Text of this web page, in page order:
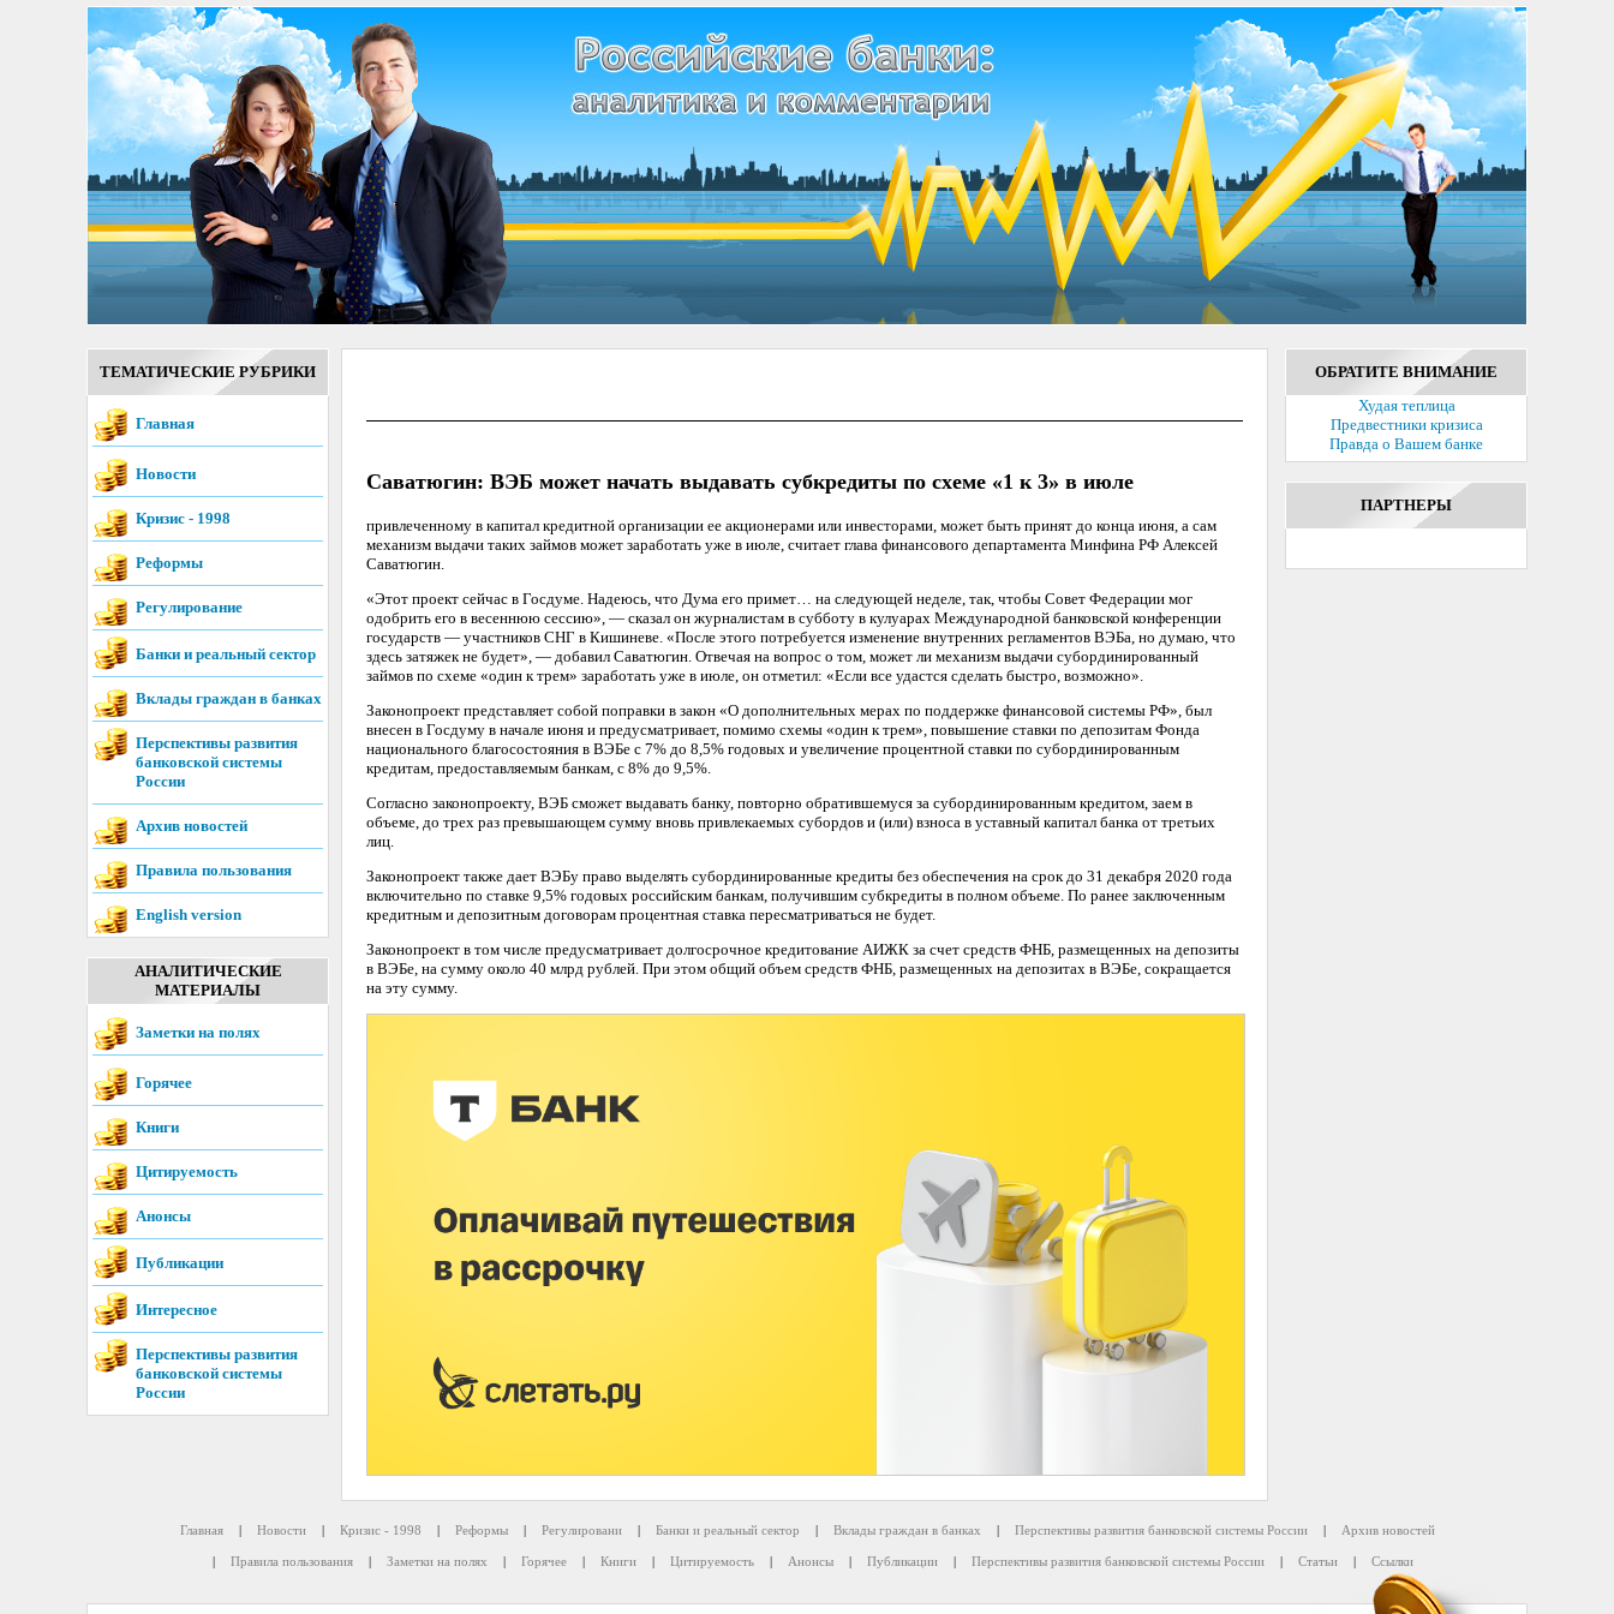
ТЕМАТИЧЕСКИЕ РУБРИКИ
Главная
Новости
Кризис - 1998
Реформы
Регулирование
Банки и реальный сектор
Вклады граждан в банках
Перспективы развития
банковской системы
России
Архив новостей
Правила пользования
English version
АНАЛИТИЧЕСКИЕ
МАТЕРИАЛЫ
Заметки на полях
Горячее
Книги
Цитируемость
Анонсы
Публикации
Интересное
Перспективы развития
банковской системы
России
Саватюгин: ВЭБ может начать выдавать субкредиты по схеме «1 к 3» в июле
привлеченному в капитал кредитной организации ее акционерами или инвесторами, может быть принят до конца июня, а сам
механизм выдачи таких займов может заработать уже в июле, считает глава финансового департамента Минфина РФ Алексей
Саватюгин.
«Этот проект сейчас в Госдуме. Надеюсь, что Дума его примет… на следующей неделе, так, чтобы Совет Федерации мог
одобрить его в весеннюю сессию», — сказал он журналистам в субботу в кулуарах Международной банковской конференции
государств — участников СНГ в Кишиневе. «После этого потребуется изменение внутренних регламентов ВЭБа, но думаю, что
здесь затяжек не будет», — добавил Саватюгин. Отвечая на вопрос о том, может ли механизм выдачи субординированный
займов по схеме «один к трем» заработать уже в июле, он отметил: «Если все удастся сделать быстро, возможно».
Законопроект представляет собой поправки в закон «О дополнительных мерах по поддержке финансовой системы РФ», был
внесен в Госдуму в начале июня и предусматривает, помимо схемы «один к трем», повышение ставки по депозитам Фонда
национального благосостояния в ВЭБе с 7% до 8,5% годовых и увеличение процентной ставки по субординированным
кредитам, предоставляемым банкам, с 8% до 9,5%.
Согласно законопроекту, ВЭБ сможет выдавать банку, повторно обратившемуся за субординированным кредитом, заем в
объеме, до трех раз превышающем сумму вновь привлекаемых субордов и (или) взноса в уставный капитал банка от третьих
лиц.
Законопроект также дает ВЭБу право выделять субординированные кредиты без обеспечения на срок до 31 декабря 2020 года
включительно по ставке 9,5% годовых российским банкам, получившим субкредиты в полном объеме. По ранее заключенным
кредитным и депозитным договорам процентная ставка пересматриваться не будет.
Законопроект в том числе предусматривает долгосрочное кредитование АИЖК за счет средств ФНБ, размещенных на депозиты
в ВЭБе, на сумму около 40 млрд рублей. При этом общий объем средств ФНБ, размещенных на депозитах в ВЭБе, сокращается
на эту сумму.
ОБРАТИТЕ ВНИМАНИЕ
Худая теплица
Предвестники кризиса
Правда о Вашем банке
ПАРТНЕРЫ
Главная | Новости | Кризис - 1998 | Реформы | Регулировани | Банки и реальный сектор | Вклады граждан в банках | Перспективы развития банковской системы России | Архив новостей
| Правила пользования | Заметки на полях | Горячее | Книги | Цитируемость | Анонсы | Публикации | Перспективы развития банковской системы России | Статьи | Ссылки